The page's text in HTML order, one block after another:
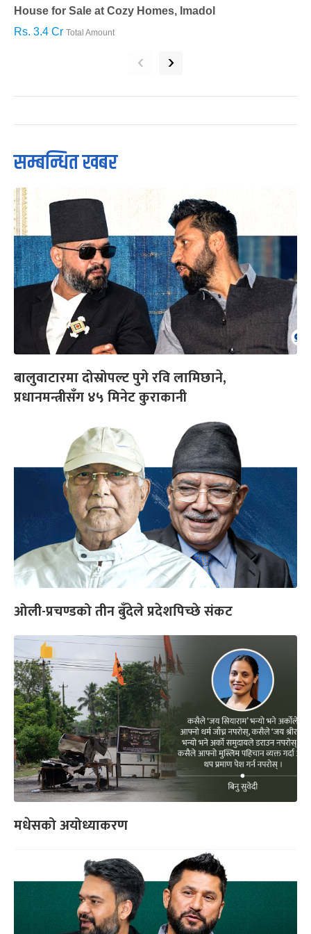
House for Sale at Cozy Homes, Imadol
Rs. 3.4 Cr Total Amount
‹ ›
सम्बन्धित खबर
बालुवाटारमा दोस्रोपल्ट पुगे रवि लामिछाने,
प्रधानमन्त्रीसँग ४५ मिनेट कुराकानी
ओली-प्रचण्डको तीन बुँदेले प्रदेशपिच्छे संकट
मधेसको अयोध्याकरण